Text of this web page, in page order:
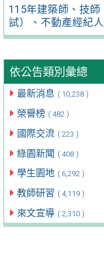
115年建築師、技
試）、不動產經紀
依公告類別彙總
最新消息 ( 10,238 )
榮譽榜 ( 482 )
國際交流 ( 223 )
綠園新聞 ( 408 )
學生園地 ( 6,292 )
教師研習 ( 4,119 )
來文宣導 ( 2,310 )